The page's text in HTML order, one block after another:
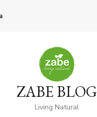
ZABE BLOG
Living Natural